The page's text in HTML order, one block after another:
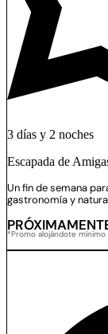
3 días y 2 noches
Escapada de
Un fin de semana
gastronomía y
*Promo alojándote